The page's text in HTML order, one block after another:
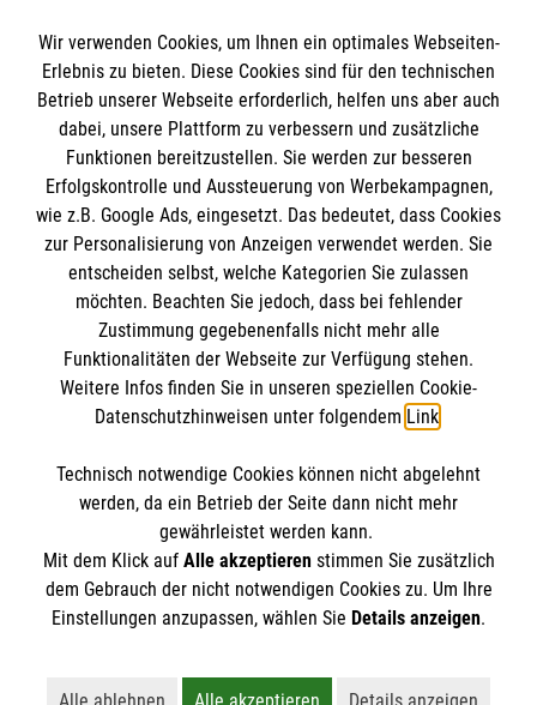
Informationen
Impressum
Datenschutz
Kontakt
Barrierefreiheit
Die Malteser
Malteser in Deutschland
Malteserorden
Sharepoint
Spendenkonto
Bank: PAX Bank für Kirche und Caritas eG
IBAN: DE34 3706 0120 1201 2136 45
BIC: GENODED1PA7
So finden Sie uns
Teisendorfer Str. 8
83435 Bad Reichenhall
Email:Malteser.BadReichenhall@malteser.org
Der Malteser Hilfsdienst e.V. ist als eingetragene
Gewerbesteuer befreit.
Wir verwenden Cookies, um Ihnen ein optimales Webseiten-
Erlebnis zu bieten. Diese Cookies sind für den technischen
Betrieb unserer Webseite erforderlich, helfen uns aber auch
dabei, unsere Plattform zu verbessern und zusätzliche
Funktionen bereitzustellen. Sie werden zur besseren
Erfolgskontrolle und Aussteuerung von Werbekampagnen,
wie z.B. Google Ads, eingesetzt. Das bedeutet, dass Cookies
zur Personalisierung von Anzeigen verwendet werden. Sie
entscheiden selbst, welche Kategorien Sie zulassen
möchten. Beachten Sie jedoch, dass bei fehlender
Zustimmung gegebenenfalls nicht mehr alle
Funktionalitäten der Webseite zur Verfügung stehen.
Weitere Infos finden Sie in unseren speziellen Cookie-
Datenschutzhinweisen unter folgendem Link.
Technisch notwendige Cookies können nicht abgelehnt
werden, da ein Betrieb der Seite dann nicht mehr
gewährleistet werden kann.
Mit dem Klick auf Alle akzeptierenstimmen Sie zusätzlich
dem Gebrauch der nicht notwendigen Cookies zu. Um Ihre
Einstellungen anzupassen, wählen Sie Details anzeigen.